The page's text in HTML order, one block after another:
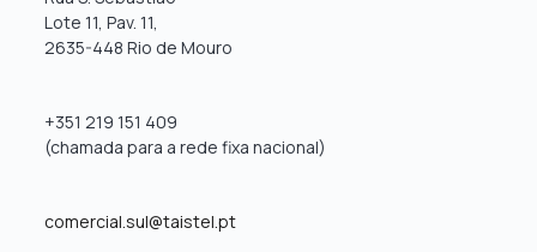
Lote 11, Pav. 11,
2635-448 Rio de Mouro
+351 219 151 409
(chamada para a rede fixa nacional)
comercial.sul@taistel.pt